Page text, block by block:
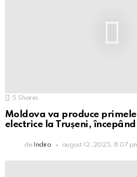
5 Shares
Moldova va produce
electrice la Trușeni,
de Indiro august 12, 2025, 8:07